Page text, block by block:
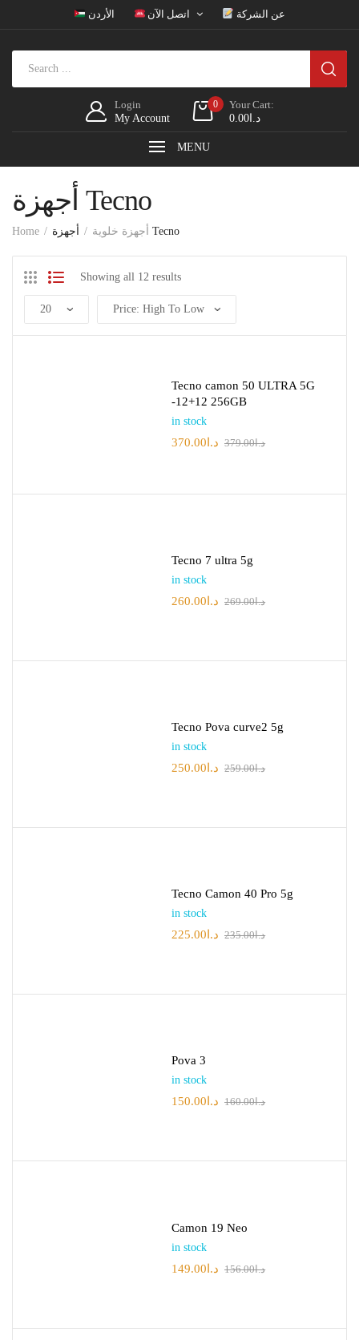
الأردن اتصل الآن عن الشركة
Login
My Account
0
Your Cart:
د.ا0.00
MENU
أجهزة Tecno
Home أجهزة خلوية أجهزة Tecno
Showing all 12 results
Tecno camon 50 ULTRA 5G
-12+12 256GB
in stock
د.ا379.00 د.ا 370.00
Tecno 7 ultra 5g
in stock
د.ا269.00 د.ا 260.00
Tecno Pova curve2 5g
in stock
د.ا259.00 د.ا 250.00
Tecno Camon 40 Pro 5g
in stock
د.ا235.00 د.ا 225.00
Pova 3
in stock
د.ا160.00 د.ا 150.00
Camon 19 Neo
in stock
د.ا156.00 د.ا149.00